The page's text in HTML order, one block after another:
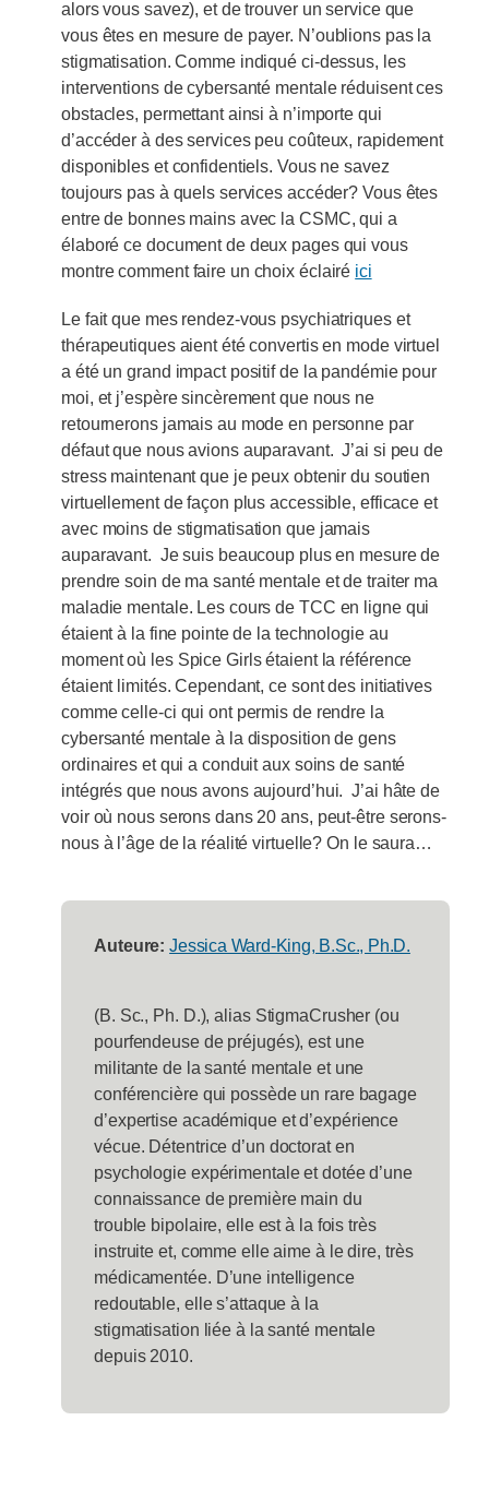
alors vous savez), et de trouver un service que
vous êtes en mesure de payer. N’oublions pas la
stigmatisation. Comme indiqué ci-dessus, les
interventions de cybersanté mentale réduisent ces
obstacles, permettant ainsi à n’importe qui
d’accéder à des services peu coûteux, rapidement
disponibles et confidentiels. Vous ne savez
toujours pas à quels services accéder? Vous êtes
entre de bonnes mains avec la CSMC, qui a
élaboré ce document de deux pages qui vous
montre comment faire un choix éclairé ici
Le fait que mes rendez-vous psychiatriques et
thérapeutiques aient été convertis en mode virtuel
a été un grand impact positif de la pandémie pour
moi, et j’espère sincèrement que nous ne
retournerons jamais au mode en personne par
défaut que nous avions auparavant. J’ai si peu de
stress maintenant que je peux obtenir du soutien
virtuellement de façon plus accessible, efficace et
avec moins de stigmatisation que jamais
auparavant. Je suis beaucoup plus en mesure de
prendre soin de ma santé mentale et de traiter ma
maladie mentale. Les cours de TCC en ligne qui
étaient à la fine pointe de la technologie au
moment où les Spice Girls étaient la référence
étaient limités. Cependant, ce sont des initiatives
comme celle-ci qui ont permis de rendre la
cybersanté mentale à la disposition de gens
ordinaires et qui a conduit aux soins de santé
intégrés que nous avons aujourd’hui. J’ai hâte de
voir où nous serons dans 20 ans, peut-être serons-
nous à l’âge de la réalité virtuelle? On le saura…
Auteure:Jessica Ward-King, B.Sc., Ph.D.
(B. Sc., Ph. D.), alias StigmaCrusher (ou
pourfendeuse de préjugés), est une
militante de la santé mentale et une
conférencière qui possède un rare bagage
d’expertise académique et d’expérience
vécue. Détentrice d’un doctorat en
psychologie expérimentale et dotée d’une
connaissance de première main du
trouble bipolaire, elle est à la fois très
instruite et, comme elle aime à le dire, très
médicamentée. D’une intelligence
redoutable, elle s’attaque à la
stigmatisation liée à la santé mentale
depuis 2010.